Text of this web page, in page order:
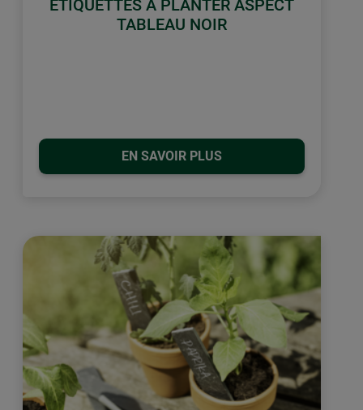
ÉTIQUETTES À PLANTER ASPECT
TABLEAU NOIR
EN SAVOIR PLUS